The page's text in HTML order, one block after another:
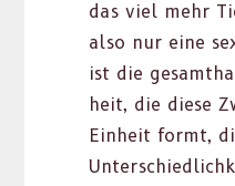
das viel mehr
also nur eine
ist die
heit, die diese
Ein­heit formt,